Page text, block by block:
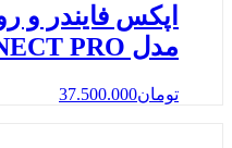
مدل E-CONNECT PRO
تومان37.500.000